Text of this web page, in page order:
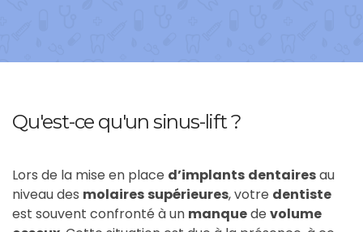
Qu'est-ce qu'un sinus-lift ?
Lors de la mise en place d’implants dentairesau
niveau des molaires supérieures, votre dentiste
est souvent confronté à un manquede volume